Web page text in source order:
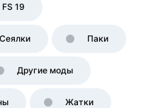
19
Сеялки Паки
Другие моды
Жатки